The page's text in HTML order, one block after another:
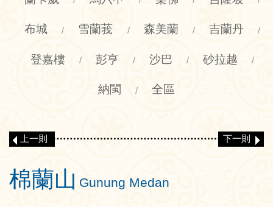
布城 / 雪蘭莪 / 森美蘭 / 吉蘭丹 /
登嘉樓 / 彭亨 / 沙巴 / 砂拉越 /
納閩 / 全區
上一則 下一則
棉蘭山 Gunung Medan